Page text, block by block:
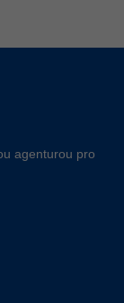
agenturou pro